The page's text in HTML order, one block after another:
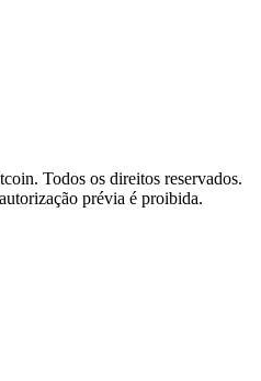
Todos os direitos reservados.
prévia é proibida.